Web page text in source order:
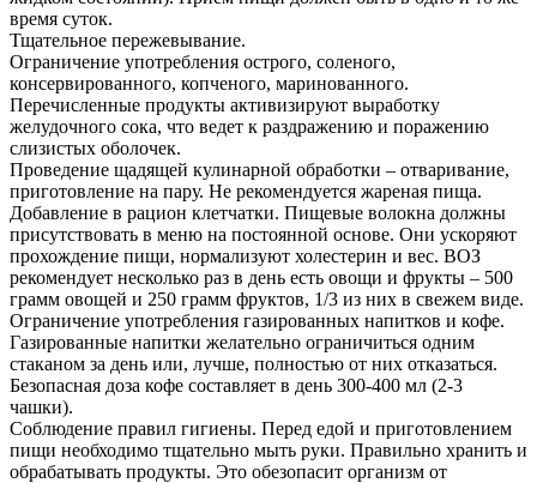
время суток.
Тщательное пережевывание.
Ограничение употребления острого, соленого,
консервированного, копченого, маринованного.
Перечисленные продукты активизируют выработку
желудочного сока, что ведет к раздражению и поражению
слизистых оболочек.
Проведение щадящей кулинарной обработки – отваривание,
приготовление на пару. Не рекомендуется жареная пища.
Добавление в рацион клетчатки. Пищевые волокна должны
присутствовать в меню на постоянной основе. Они ускоряют
прохождение пищи, нормализуют холестерин и вес. ВОЗ
рекомендует несколько раз в день есть овощи и фрукты – 500
грамм овощей и 250 грамм фруктов, 1/3 из них в свежем виде.
Ограничение употребления газированных напитков и кофе.
Газированные напитки желательно ограничиться одним
стаканом за день или, лучше, полностью от них отказаться.
Безопасная доза кофе составляет в день 300-400 мл (2-3
чашки).
Соблюдение правил гигиены. Перед едой и приготовлением
пищи необходимо тщательно мыть руки. Правильно хранить и
обрабатывать продукты. Это обезопасит организм от